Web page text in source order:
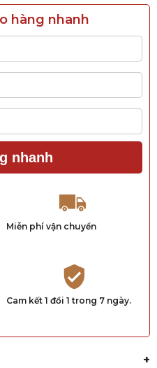
hàng nhanh
nhanh
Miễn phí vận chuyển
Cam kết 1 đổi 1 trong 7 ngày.
+